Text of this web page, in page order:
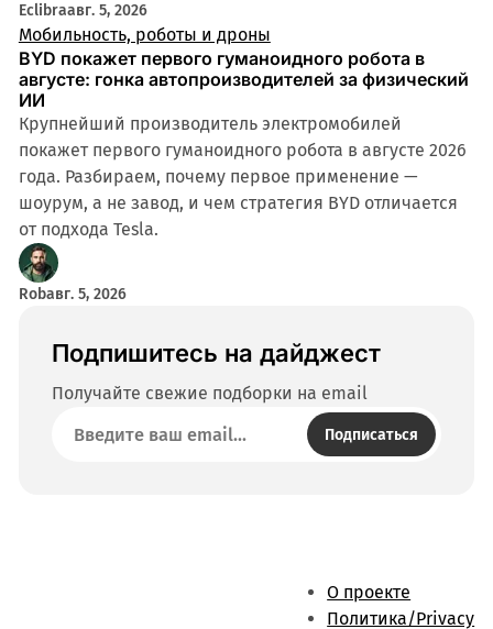
Eclibraавг. 5, 2026
Мобильность, роботы и дроны
BYD покажет первого гуманоидного робота в
августе: гонка автопроизводителей за физический
ИИ
Крупнейший производитель электромобилей
покажет первого гуманоидного робота в августе 2026
года. Разбираем, почему первое применение —
шоурум, а не завод, и чем стратегия BYD отличается
от подхода Tesla.
Robавг. 5, 2026
Подпишитесь на дайджест
Получайте свежие подборки на email
Подписаться
О проекте
Политика/Privacy